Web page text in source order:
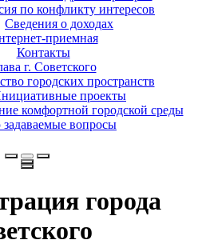
по конфликту интересов
Сведения о доходах
приемная
Контакты
г. Советского
городских пространств
проекты
комфортной городской среды
задаваемые вопросы
города